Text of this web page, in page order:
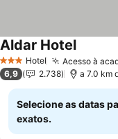
3 EstrelasHotel Acesso à
Aldar Hotel
6,9 2.738 a 7.0 km
Selecione as datas
exatos.